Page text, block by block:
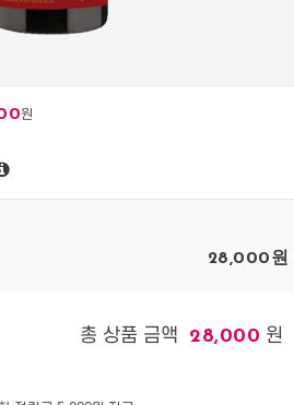
원
28,000원
총 상품 금액 28,000 원